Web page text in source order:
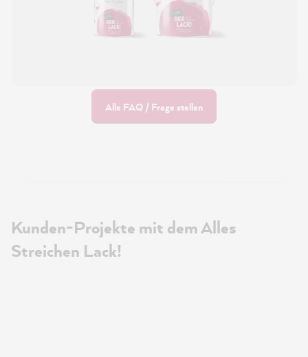
Alle FAQ / Frage stellen
Kunden-Projekte mit dem Alles
Streichen Lack!